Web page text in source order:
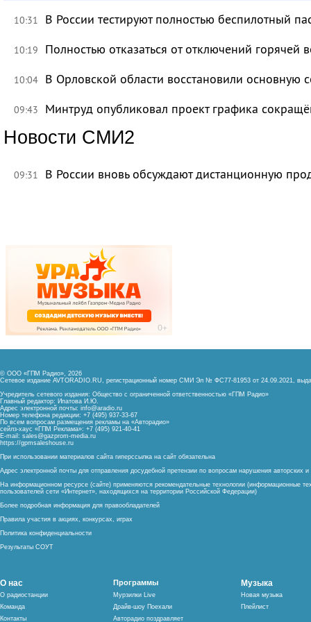
10:31 В России тестируют полностью беспилотный
10:19 Полностью отказаться от отключений горячей
10:04 В Орловской области восстановили основную
09:43 Минтруд опубликовал проект графика
Новости СМИ2
09:31 В России вновь обсуждают дистанционную
© ООО «ГПМ Радио», 2026
Сетевое издание AVTORADIO.RU, регистрационный номер СМИ Эл № ФС77-81953 от 24.09.2021,
Учредитель сетевого издания: Общество с ограниченной ответственностью «ГПМ Радио»
Главный редактор: Ипатова И.Ю.
Адрес электронной почты: info@aradio.ru
Номер телефона редакции: +7 (495) 937-33-67
По всем вопросам размещения рекламы на «Авторадио»
сейлз-хаус «ГПМ Реклама»: +7 (495) 921-40-41
E-mail: sales@gazprom-media.ru
https://gpmsaleshouse.ru
При использовании материалов сайта гиперссылка на сайт обязательна
Адрес электронной почты для отправления досудебной претензии по вопросам нарушения авторских
На информационном ресурсе (сайте) применяются рекомендательные технологии (информационные
пользователей сети «Интернет», находящихся на территории Российской Федерации)
Более подробная информация для правообладателей
Правила участия в акциях, конкурсах, играх
Политика конфиденциальности
Результаты СОУТ
О нас
О радиостанции
Команда
Контакты
Программы
Мурзилки Live
Драйв-шоу Поехали
Авторадио поздравляет
Музыка
Новая музыка
Плейлист